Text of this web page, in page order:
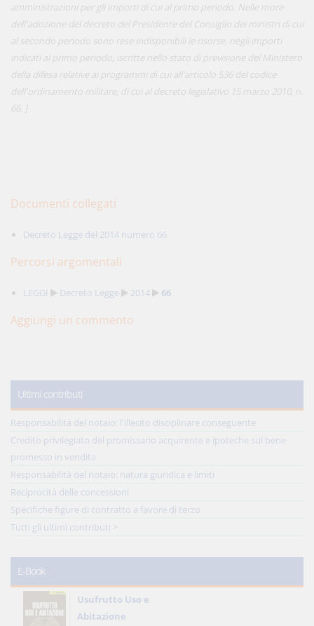
amministrazioni per gli importi di cui al primo periodo. Nelle more
dell'adozione del decreto del Presidente del Consiglio dei ministri di cui
al secondo periodo sono rese indisponibili le risorse, negli importi
indicati al primo periodo, iscritte nello stato di previsione del Ministero
della difesa relative ai programmi di cui all'articolo 536 del codice
dell'ordinamento militare, di cui al decreto legislativo 15 marzo 2010, n.
66. ]
Documenti collegati
Decreto Legge del 2014 numero 66
Percorsi argomentali
LEGGI Decreto Legge 2014 66
Aggiungi un commento
Ultimi contributi
Responsabilità del notaio: l'illecito disciplinare conseguente
Credito privilegiato del promissario acquirente e ipoteche sul bene
promesso in vendita
Responsabilità del notaio: natura giuridica e limiti
Reciprocità delle concessioni
Specifiche figure di contratto a favore di terzo
Tutti gli ultimi contributi >
E-Book
Usufrutto Uso e
Abitazione